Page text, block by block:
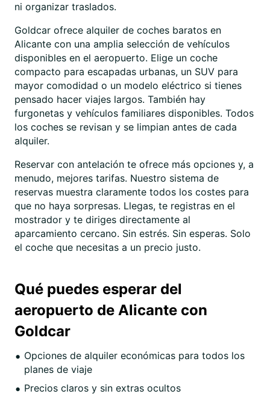
ni organizar traslados.
Goldcar ofrece alquiler de coches baratos en
Alicante con una amplia selección de vehículos
disponibles en el aeropuerto. Elige un coche
compacto para escapadas urbanas, un SUV para
mayor comodidad o un modelo eléctrico si tienes
pensado hacer viajes largos. También hay
furgonetas y vehículos familiares disponibles. Todos
los coches se revisan y se limpian antes de cada
alquiler.
Reservar con antelación te ofrece más opciones y, a
menudo, mejores tarifas. Nuestro sistema de
reservas muestra claramente todos los costes para
que no haya sorpresas. Llegas, te registras en el
mostrador y te diriges directamente al
aparcamiento cercano. Sin estrés. Sin esperas. Solo
el coche que necesitas a un precio justo.
Qué puedes esperar del
aeropuerto de Alicante con
Goldcar
Opciones de alquiler económicas para todos los
planes de viaje
Precios claros y sin extras ocultos